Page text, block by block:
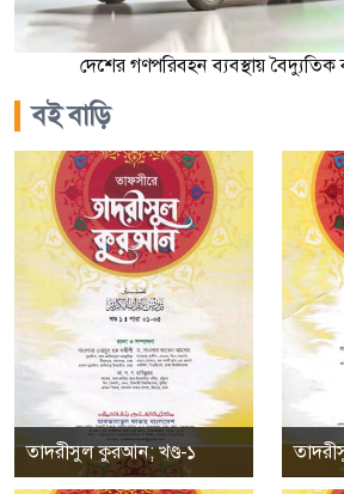
দেশের গণপরিবহন ব্যবস্থায়
বই বাড়ি
তাদরীসুল কুরআন; খণ্ড-১